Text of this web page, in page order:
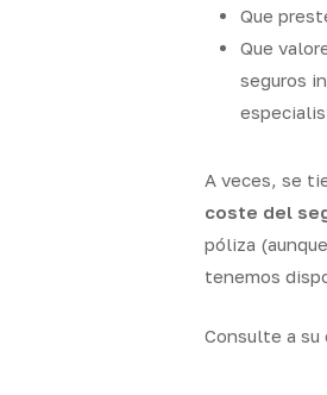
Que
Que
seguros
A veces, se
coste del
póliza
tenemos
Consulte a su